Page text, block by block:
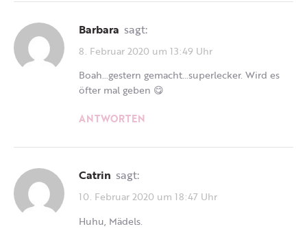
Barbara sagt:
8. Februar 2020 um 13:49 Uhr
Boah…gestern gemacht…superlecker. Wird es
öfter mal geben 😋
ANTWORTEN
Catrin sagt:
10. Februar 2020 um 18:47 Uhr
Huhu, Mädels.